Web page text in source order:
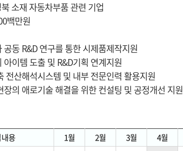
재 자동차부품 관련 기업
백만원
공동 R&D 연구를 통한 시제품제작지원
아이템 도출 및 R&D기획 연계지원
전산해석시스템 및 내부 전문인력 활용지원
장의 애로기술 해결을 위한 컨설팅 및 공정개선 지원
용 1월 2월 3월 4월